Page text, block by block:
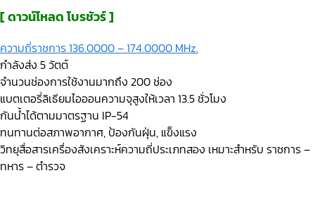
[ ดาวน์โหลด โบรชัวร์ ]
ความถี่ราชการ 136.0000 – 174.0000 MHz.
กำลังส่ง 5 วัตต์
จำนวนช่องการใช้งานมากถึง 200 ช่อง
แบตเตอรี่ลิเธียมไอออนความจุสูงให้เวลา 13.5 ชั่วโมง
กันน้ำได้ตามมาตรฐาน IP-54
ทนทานต่อสภาพอากาศ, ป้องกันฝุ่น, แข็งแรง
วิทยุสื่อสารเครื่องสังเคราะห์ความถี่ประเภทสอง เหมาะสำหรับ ราชการ –
ทหาร – ตำรวจ